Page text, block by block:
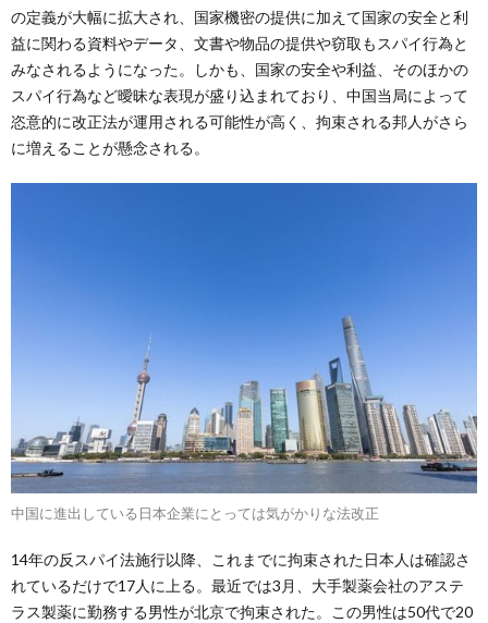
の定義が大幅に拡大され、国家機密の提供に加えて国家の安全と利
益に関わる資料やデータ、文書や物品の提供や窃取もスパイ行為と
みなされるようになった。しかも、国家の安全や利益、そのほかの
スパイ行為など曖昧な表現が盛り込まれており、中国当局によって
恣意的に改正法が運用される可能性が高く、拘束される邦人がさら
に増えることが懸念される。
中国に進出している日本企業にとっては気がかりな法改正
14年の反スパイ法施行以降、これまでに拘束された日本人は確認さ
れているだけで17人に上る。最近では3月、大手製薬会社のアステ
ラス製薬に勤務する男性が北京で拘束された。この男性は50代で20